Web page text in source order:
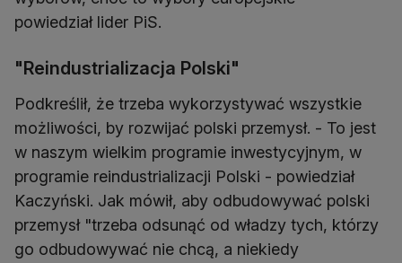
powiedział lider PiS.
"Reindustrializacja Polski"
Podkreślił, że trzeba wykorzystywać wszystkie
możliwości, by rozwijać polski przemysł. - To jest
w naszym wielkim programie inwestycyjnym, w
programie reindustrializacji Polski - powiedział
Kaczyński. Jak mówił, aby odbudowywać polski
przemysł "trzeba odsunąć od władzy tych, którzy
go odbudowywać nie chcą, a niekiedy